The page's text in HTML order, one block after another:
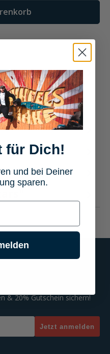
kurzDer SP-R Pro
der für die
& 20% Gutschein sichern!
Jetzt anmelden
für Dich!
und bei Deiner
sparen.